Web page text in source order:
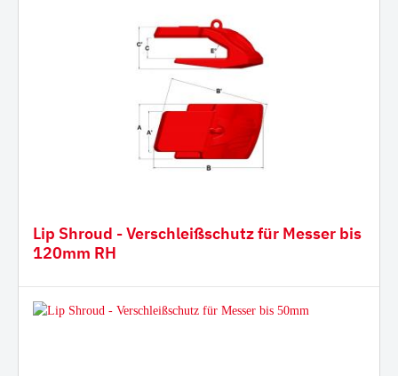
Lip Shroud - Verschleißschutz für Messer bis
120mm RH